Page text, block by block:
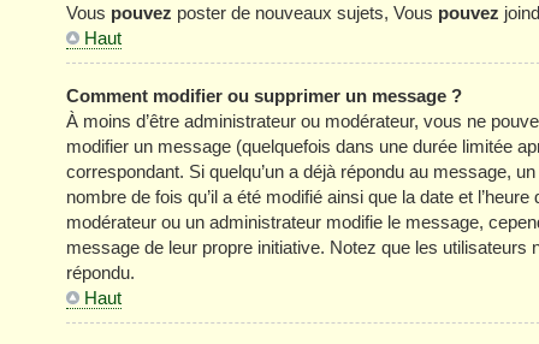
Vous pouvez poster de nouveaux sujets, Vous pouvez
Haut
Comment modifier ou supprimer un message ?
À moins d’être administrateur ou modérateur, vous ne
modifier un message (quelquefois dans une durée limitée
correspondant. Si quelqu’un a déjà répondu au message,
nombre de fois qu’il a été modifié ainsi que la date et
modérateur ou un administrateur modifie le message,
message de leur propre initiative. Notez que les
répondu.
Haut